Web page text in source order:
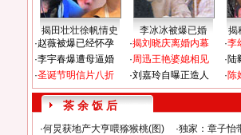
揭田壮壮徐帆情史 李冰冰被爆已婚
揭
·赵薇被爆已经怀孕
·李宇春爆遭母逼婚
·圣诞节明信片八折
·揭刘晓庆离婚内幕
·周迅王艳婆媳相见
·刘嘉玲自曝正造人
·李
·陆
·陈
茶 余 饭 后
·何炅获地产大亨喂猕猴桃(图) ·独家：章子怡